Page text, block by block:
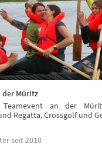
der Müritz
an der
Regatta, Crossgolf und
seit 2010